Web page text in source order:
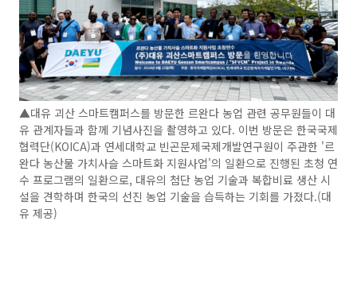
▲대유 괴산 스마트캠퍼스를 방문한 르완다 농업 관련 공무원들이 대
유 관계자들과 함께 기념사진을 촬영하고 있다. 이번 방문은 한국국제
협력단(KOICA)과 연세대학교 빈곤문제국제개발연구원이 주관한 '르
완다 농산물 가치사슬 스마트화 지원사업'의 일환으로 진행된 초청 연
수 프로그램의 일환으로, 대유의 첨단 농업 기술과 복합비료 생산 시
설을 견학하며 한국의 선진 농업 기술을 습득하는 기회를 가졌다.(대
유 제공)